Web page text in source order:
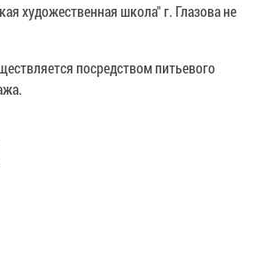
художественная школа" г. Глазова не
посредством питьевого